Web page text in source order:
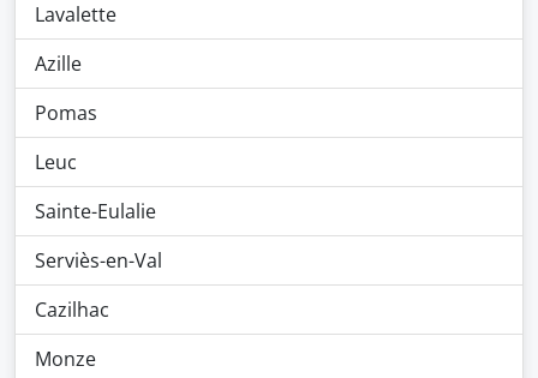
Lavalette
Azille
Pomas
Leuc
Sainte-Eulalie
Serviès-en-Val
Cazilhac
Monze